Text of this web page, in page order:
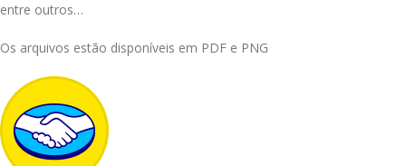
entre outros…
Os arquivos estão disponíveis em PDF e PNG